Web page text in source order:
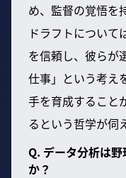
め、監督の覚悟を
ドラフトについて
を信頼し、彼らが
仕事」という考え
手を育成すること
るという哲学が伺
Q. データ分析は
か？